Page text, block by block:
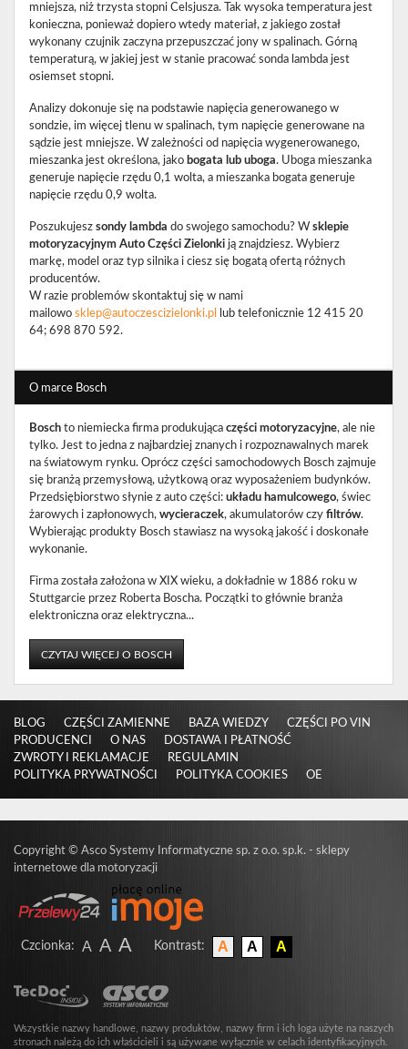
mniejsza, niż trzysta stopni Celsjusza. Tak wysoka temperatura jest
konieczna, ponieważ dopiero wtedy materiał, z jakiego został
wykonany czujnik zaczyna przepuszczać jony w spalinach. Górną
temperaturą, w jakiej jest w stanie pracować sonda lambda jest
osiemset stopni.
Analizy dokonuje się na podstawie napięcia generowanego w
sondzie, im więcej tlenu w spalinach, tym napięcie generowane na
sądzie jest mniejsze. W zależności od napięcia wygenerowanego,
mieszanka jest określona, jako bogata lub uboga. Uboga mieszanka
generuje napięcie rzędu 0,1 wolta, a mieszanka bogata generuje
napięcie rzędu 0,9 wolta.
Poszukujesz sondy lambda do swojego samochodu? W sklepie
motoryzacyjnym Auto Części Zielonki ją znajdziesz. Wybierz
markę, model oraz typ silnika i ciesz się bogatą ofertą różnych
producentów.
W razie problemów skontaktuj się w nami
mailowo sklep@autoczescizielonki.pl
lub telefonicznie 12 415 20
64; 698 870 592.
O marce Bosch
Bosch to niemiecka firma produkująca części motoryzacyjne, ale nie
tylko. Jest to jedna z najbardziej znanych i rozpoznawalnych marek
na światowym rynku. Oprócz części samochodowych Bosch zajmuje
się branżą przemysłową, użytkową oraz wyposażeniem budynków.
Przedsiębiorstwo słynie z auto części: układu hamulcowego, świec
żarowych i zapłonowych, wycieraczek, akumulatorów czy filtrów.
Wybierając produkty Bosch stawiasz na wysoką jakość i doskonałe
wykonanie.
Firma została założona w XIX wieku, a dokładnie w 1886 roku w
Stuttgarcie przez Roberta Boscha. Początki to głównie branża
elektroniczna oraz elektryczna...
CZYTAJ WIĘCEJ O BOSCH
BLOG CZĘŚCI ZAMIENNE BAZA WIEDZY
CZĘŚCI PO VIN
PRODUCENCI
O NAS
DOSTAWA I PŁATNOŚĆ
ZWROTY I REKLAMACJE
REGULAMIN
POLITYKA PRYWATNOŚCI
POLITYKA COOKIES OE
Copyright © Asco Systemy Informatyczne sp. z o.o. sp.k. - sklepy
internetowe dla motoryzacji
Czcionka: A A A Kontrast: A A A
Wszystkie nazwy handlowe, nazwy produktów, nazwy firm i ich loga użyte na naszych
stronach należą do ich właścicieli i są używane wyłącznie w celach identyfikacyjnych.